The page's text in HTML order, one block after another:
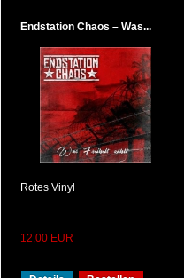
Endstation Chaos – Was...
Rotes Vinyl
12,00 EUR